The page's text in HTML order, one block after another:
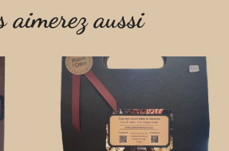
aimerez aussi